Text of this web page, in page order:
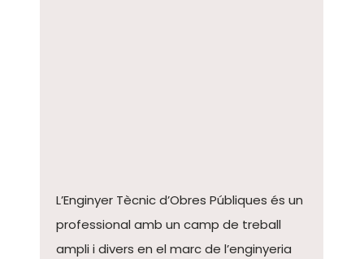
L’Enginyer Tècnic d’Obres Públiques és un
professional amb un camp de treball
ampli i divers en el marc de l’enginyeria